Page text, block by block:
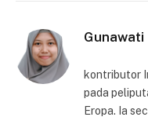
Gunawati
kontributor
pada
Eropa. Ia